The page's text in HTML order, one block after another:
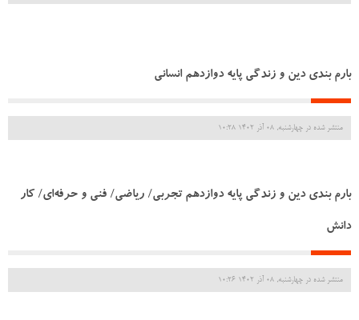
بارم بندی دین و زندگی پایه دوازدهم انسانی
منتشر شده در چهارشنبه, 08 آذر 1402 10:28
بارم بندی دین و زندگی پایه دوازدهم تجربی/ ریاضی/ فنی و حرفه‌ای/ کار
دانش
منتشر شده در چهارشنبه, 08 آذر 1402 10:26